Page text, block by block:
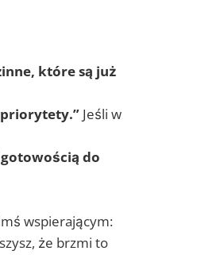
które są już
Jeśli w
do
wspierającym:
że brzmi to